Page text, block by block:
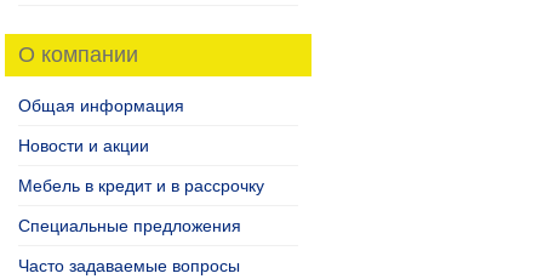
О компании
Общая информация
Новости и акции
Мебель в кредит и в рассрочку
Специальные предложения
Часто задаваемые вопросы